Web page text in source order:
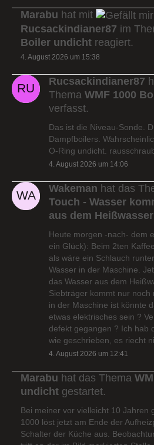
Marabu hat mit
Rucsackindianer87 im
Boiler undicht reagiert.
4. August 2026 um 15:38
Rucsackindianer87
Thema WMF 1000
verfasst.
Das ist die Niveau-Sonde.
Dampfboilers.
O-Ring undicht.
4. August 2026 um 14:06
Wakeman hat das
Touch - Wasser
aus dem
Heute morgen -nach- dem
ein Glück): Beim 2ten
als wäre ein Schlauch
Wasser in der Maschine.
das Wasser aus dem
Siebträger kommt nur noch
in der Maschine ist könnte
etwas elektrisches sein ?
defekt gegangen ? Ich hab
wie geschrieben, es riecht
4. August 2026 um 12:41
Marabu hat das Thema
undicht gestartet.
Bei meiner vor vielleicht 10 Jahren
1000 löst jetzt am Ende der
Schalter der Küche aus.